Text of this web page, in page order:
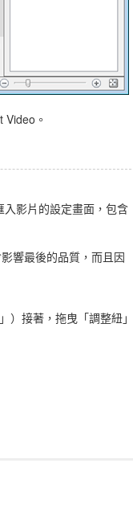
。
影片的設定畫面，包含
響最後的品質，而且因
接著，拖曳「調整紐」